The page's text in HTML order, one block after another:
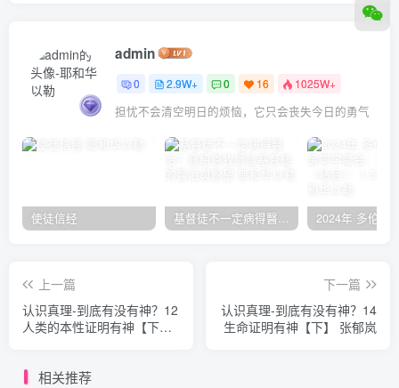
admin
0 2.9W+ 0 16 1025W+
担忧不会清空明日的烦恼，它只会丧失今日的勇气
使徒信经 基督徒不一定病得醫治？寇紹恩牧師談基督徒的醫治與盼望
上一篇
认识真理-到底有没有神？12
人类的本性证明有神【下】
下一篇
认识真理-到底有没有神？14
生命证明有神【下】 张郁岚
相关推荐